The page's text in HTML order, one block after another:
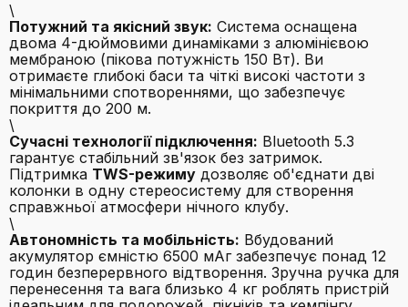
\
Потужний та якісний звук: Система оснащена
двома 4-дюймовими динаміками з алюмінієвою
мембраною (пікова потужність 150 Вт). Ви
отримаєте глибокі баси та чіткі високі частоти з
мінімальними спотвореннями, що забезпечує
покриття до 200 м.
\
Сучасні технології підключення: Bluetooth 5.3
гарантує стабільний зв'язок без затримок.
Підтримка TWS-режиму дозволяє об'єднати дві
колонки в одну стереосистему для створення
справжньої атмосфери нічного клубу.
\
Автономність та мобільність: Вбудований
акумулятор ємністю 6500 мАг забезпечує понад 12
годин безперервного відтворення. Зручна ручка для
перенесення та вага близько 4 кг роблять пристрій